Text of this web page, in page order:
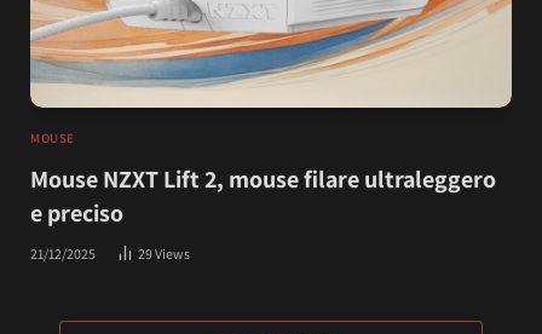
MOUSE
Mouse NZXT Lift 2, mouse filare ultraleggero
e preciso
21/12/2025 29Views